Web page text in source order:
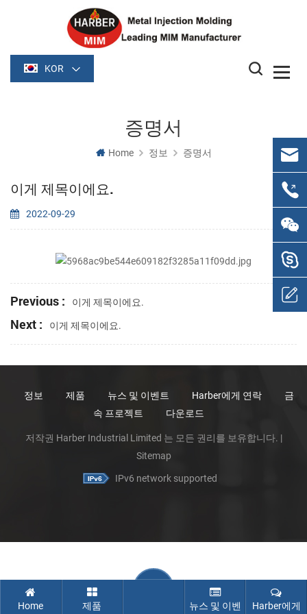
KOR
증명서
Home 정보 증명서
이게 제목이에요.
2022-09-29
Previous : 이게 제목이에요.
Next : 이게 제목이에요.
정보 제품 뉴스 및 이벤트 Harber에게 연락
금
속 프로젝트
다운로드
저작권 Harber Industrial Limited 는 모든 권리를 보유합니다. |
Sitemap
IPv6 network supported
Home 제품 뉴스 및 이벤 Harber에게